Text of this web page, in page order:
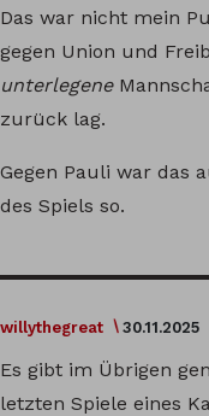
Das war nicht mein
gegen Union und
unterlegene
zurück lag.
Gegen Pauli war das
des Spiels so.
willythegreat 30.11.2025
Es gibt im Übrigen
letzten Spiele eines